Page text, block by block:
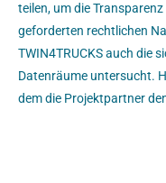
teilen, um die
geforderten rechtlichen
TWIN4TRUCKS auch die
Datenräume untersucht.
dem die Projektpartner